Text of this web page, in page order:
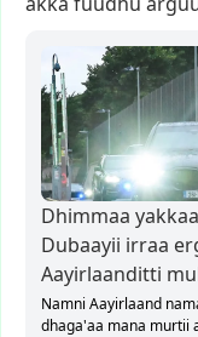
Dhimmaa
Dubaayii irraa
Aayirlaanditti
Namni Aayirlaand
dhaga'aa mana murtii